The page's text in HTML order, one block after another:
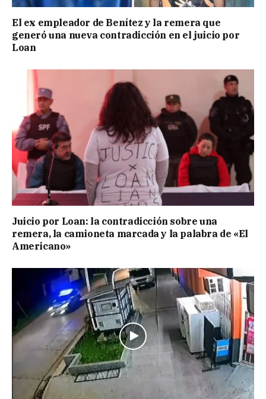
El ex empleador de Benítez y la remera que
generó una nueva contradicción en el juicio por
Loan
Juicio por Loan: la contradicción sobre una
remera, la camioneta marcada y la palabra de «El
Americano»